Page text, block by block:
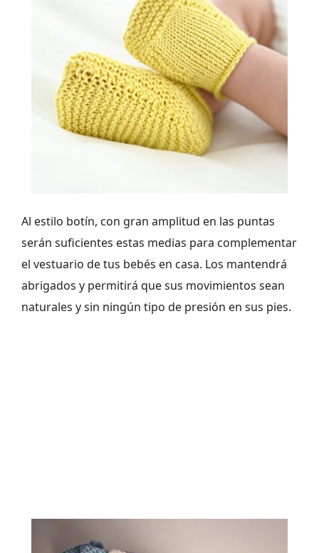
Al estilo botín, con gran amplitud en las puntas
serán suficientes estas medias para complementar
el vestuario de tus bebés en casa. Los mantendrá
abrigados y permitirá que sus movimientos sean
naturales y sin ningún tipo de presión en sus pies.